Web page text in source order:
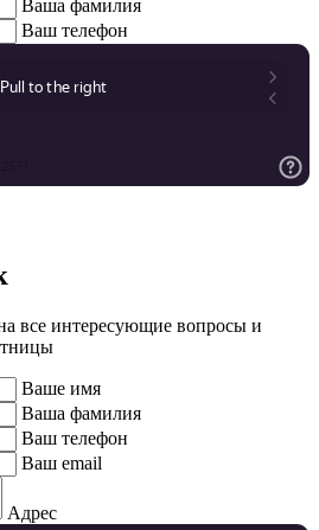
Ваша фамилия
Ваш телефон
все интересующие вопросы и
Ваше имя
Ваша фамилия
Ваш телефон
Ваш email
Адрес